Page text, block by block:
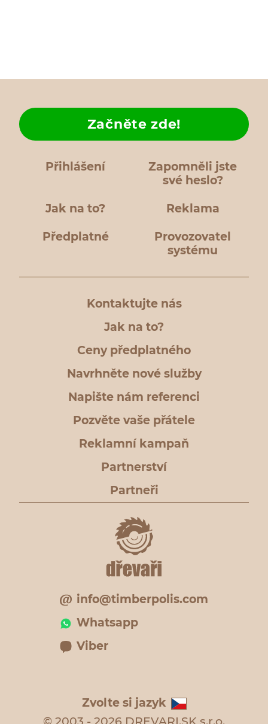
Přihlášení
Zapomněli jste
své heslo?
Jak na to?
Začněte zde!
Reklama
Předplatné
Provozovatel
systému
Kontaktujte nás
Jak na to?
Ceny předplatného
Navrhněte nové služby
Napište nám referenci
Pozvěte vaše přátele
Reklamní kampaň
Partnerství
Partneři
info@timberpolis.com
Whatsapp
Viber
Zvolte si jazyk